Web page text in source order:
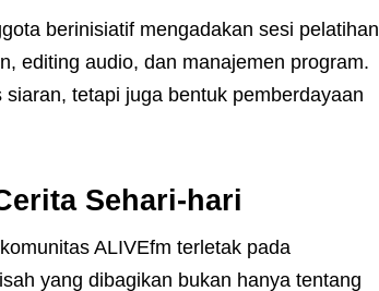
berinisiatif mengadakan sesi pelatihan
editing audio, dan manajemen program.
tetapi juga bentuk pemberdayaan
Sehari-hari
ALIVEfm terletak pada
yang dibagikan bukan hanya tentang